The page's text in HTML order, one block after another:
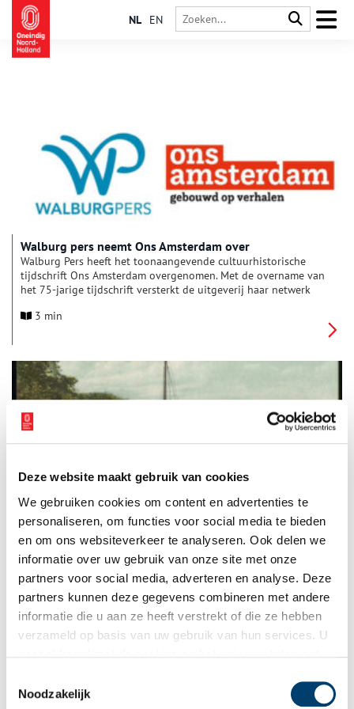
Deze website maakt gebruik van cookies
We gebruiken cookies om content en advertenties te
personaliseren, om functies voor social media te bieden
en om ons websiteverkeer te analyseren. Ook delen we
informatie over uw gebruik van onze site met onze
partners voor social media, adverteren en analyse. Deze
partners kunnen deze gegevens combineren met andere
informatie die u aan ze heeft verstrekt of die ze hebben
verzameld op basis van uw gebruik van hun services. U
Noodzakelijk
NL EN
Walburg pers neemt Ons Amsterdam over
Walburg Pers heeft het toonaangevende cultuurhistorische
tijdschrift Ons Amsterdam overgenomen. Met de overname van
het 75-jarige tijdschrift versterkt de uitgeverij haar netwerk
en publieksgeschiedenis.
3 min
De Historische Vereniging Wormerveer moet dit jaar helaas
verhuizen naar een ander onderkomen. Om de verhuizing iets
lichter te maken, houdt de vereniging de komende maanden
opruiming van dubbele spullen.
1 min